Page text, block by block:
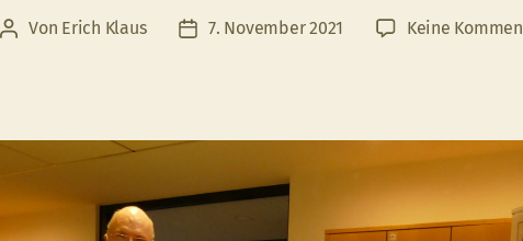
Beitragsautor
Von Erich Klaus Veröffentlichungsdatum
7. November 2021 Keine